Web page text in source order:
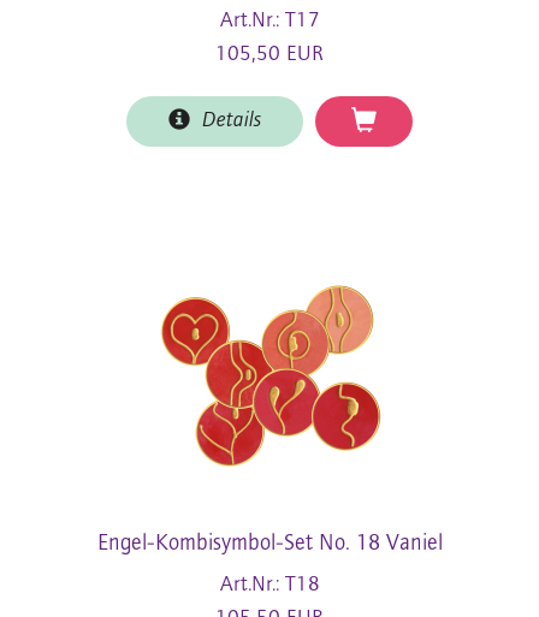
Art.Nr.: T17
105,50 EUR
Details
Engel-Kombisymbol-Set No. 18 Vaniel
Art.Nr.: T18